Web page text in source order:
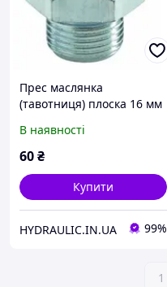
Прес маслянка
(тавотниця) плоска 16 мм
поштучно, DIN3404 |
UMETA Німеччина
В наявності
60₴
Купити
HYDRAULIC.IN.UA 99%
1